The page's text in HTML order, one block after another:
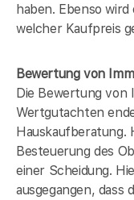
haben. Ebenso
welcher Kaufpreis
Bewertung von
Die Bewertung von
Wertgutachten
Hauskaufberatung.
Besteuerung des
einer Scheidung.
ausgegangen, dass